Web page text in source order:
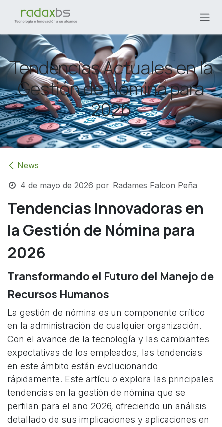
Ir al contenido
Tendencias Actuales en la
Gestión de Nómina para
2026
News
4 de mayo de 2026 por Radames Falcon Peña
Tendencias Innovadoras en
la Gestión de Nómina para
2026
Transformando el Futuro del Manejo de
Recursos Humanos
La gestión de nómina es un componente crítico
en la administración de cualquier organización.
Con el avance de la tecnología y las cambiantes
expectativas de los empleados, las tendencias
en este ámbito están evolucionando
rápidamente. Este artículo explora las principales
tendencias en la gestión de nómina que se
perfilan para el año 2026, ofreciendo un análisis
detallado de sus implicaciones y aplicaciones en